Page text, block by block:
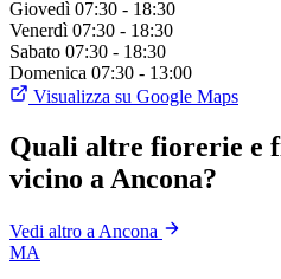
Giovedì 07:30 - 18:30
Venerdì 07:30 - 18:30
Sabato 07:30 - 18:30
Domenica 07:30 - 13:00
Visualizza su Google Maps
Quali altre fiorerie e
vicino a Ancona?
Vedi altro a Ancona
MA